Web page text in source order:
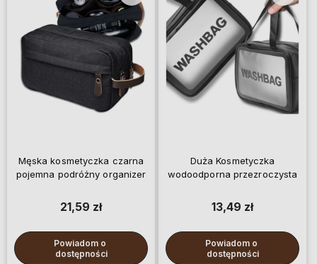
Męska kosmetyczka czarna
pojemna podróżny organizer
21,59 zł
Powiadom o
dostępności
Duża Kosmetyczka
wodoodporna przezroczysta
13,49 zł
Powiadom o
dostępności